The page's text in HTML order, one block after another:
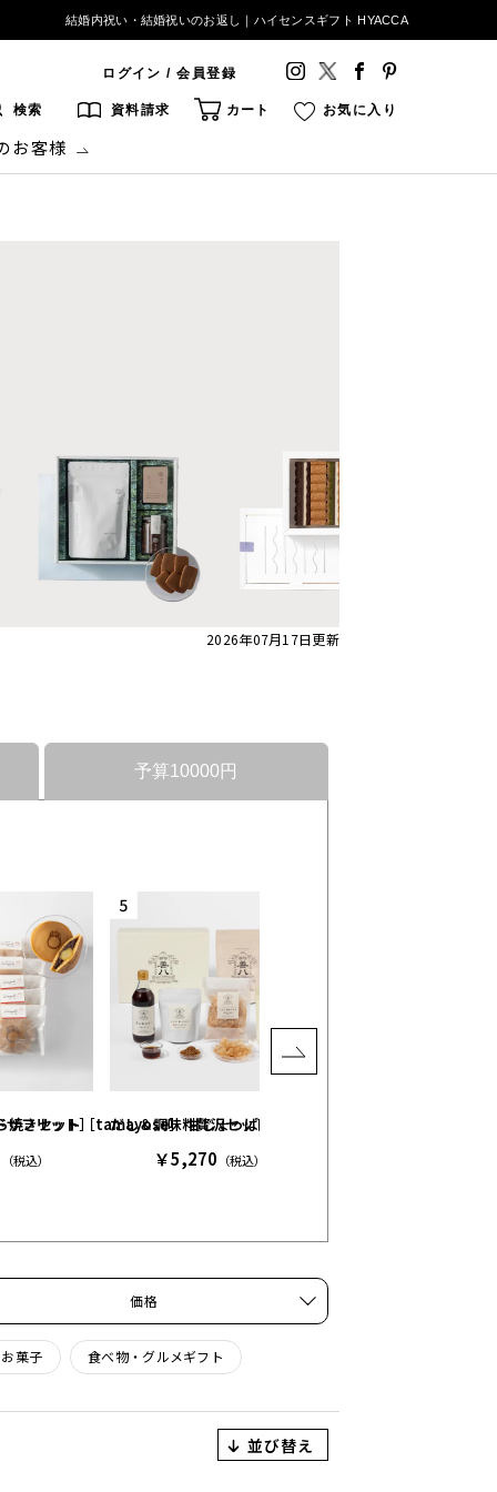
結婚内祝い・結婚祝いのお返し｜ハイセンスギフト HYACCA
ログイン / 会員登録
検索 資料請求 カート お気に入り
お客様
2026年07月17日更新
予算10000円
ザフリット］
焼きセット［tamayose］ 甘じょっぱい缶［tamayose］
（税込）
だし＆調味料贅沢セット［やいづ善八］
￥5,270 （税込）
価格
菓子 食べ物・グルメギフト
並び替え